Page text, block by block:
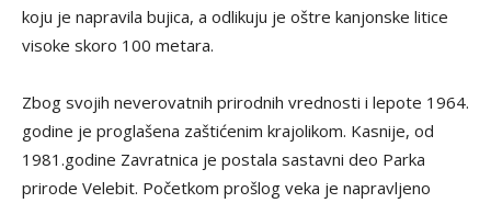
koju je napravila bujica, a odlikuju je oštre kanjonske litice
visoke skoro 100 metara.
Zbog svojih neverovatnih prirodnih vrednosti i lepote 1964.
godine je proglašena zaštićenim krajolikom. Kasnije, od
1981.godine Zavratnica je postala sastavni deo Parka
prirode Velebit. Početkom prošlog veka je napravljeno